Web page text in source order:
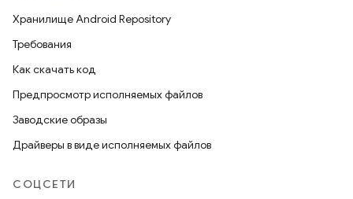
Хранилище Android Repository
Требования
Как скачать код
Предпросмотр исполняемых файлов
Заводские образы
Драйверы в виде исполняемых файлов
СОЦСЕТИ